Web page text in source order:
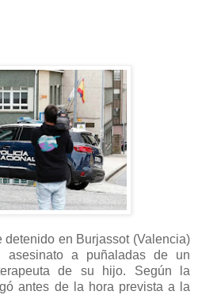
detenido en Burjassot (Valencia)
asesinato a puñaladas de un
de su hijo. Según la
antes de la hora prevista a la